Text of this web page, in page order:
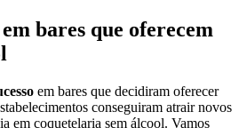
em bares que oferecem
em bares que decidiram oferecer
conseguiram atrair novos
em coquetelaria sem álcool. Vamos